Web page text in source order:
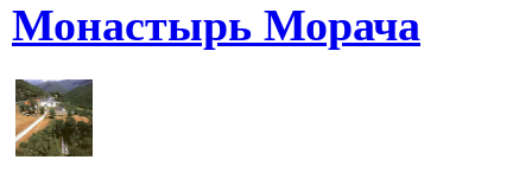
Монастырь Морача